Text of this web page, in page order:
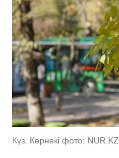
Күз. Көрнекі фото: